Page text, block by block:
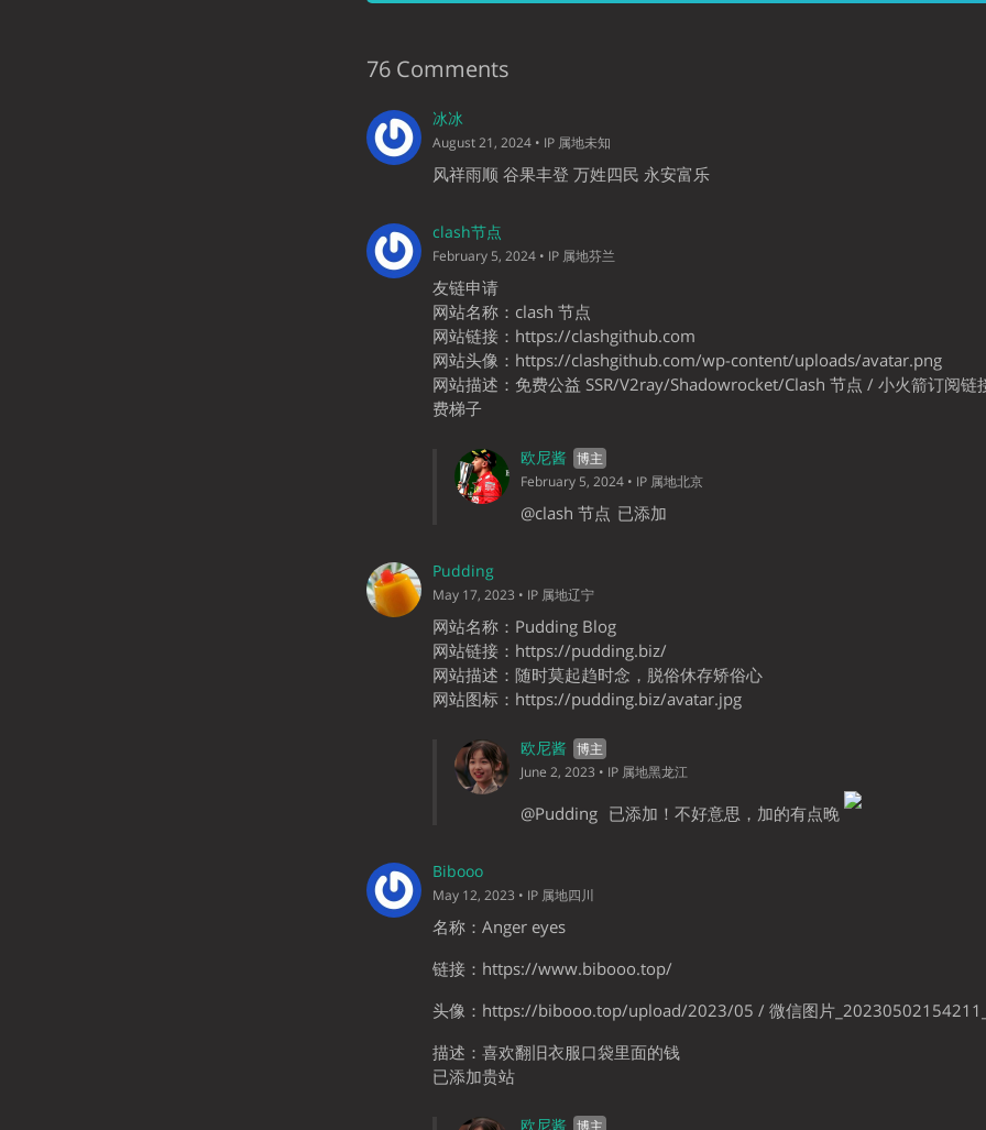
76 Comments
冰冰
August 21, 2024 • IP 属地未知
风祥雨顺 谷果丰登 万姓四民 永安富乐
clash节点
February 5, 2024 • IP 属地芬兰
友链申请
网站名称：clash 节点
网站链接：https://clashgithub.com
网站头像：https://clashgithub.com/wp-content/uploads/avatar.png
网站描述：免费公益 SSR/V2ray/Shadowrocket/Clash 节点 / 小火箭订阅
费梯子
欧尼酱
February 5, 2024 • IP 属地北京
@clash 节点 已添加
Pudding
May 17, 2023 • IP 属地辽宁
网站名称：Pudding Blog
网站链接：https://pudding.biz/
网站描述：随时莫起趋时念，脱俗休存矫俗心
网站图标：https://pudding.biz/avatar.jpg
欧尼酱
June 2, 2023 • IP 属地黑龙江
@Pudding 已添加！不好意思，加的有点晚
Bibooo
May 12, 2023 • IP 属地四川
名称：Anger eyes
链接：https://www.bibooo.top/
头像：https://bibooo.top/upload/2023/05 / 微信图片
描述：喜欢翻旧衣服口袋里面的钱
已添加贵站
欧尼酱